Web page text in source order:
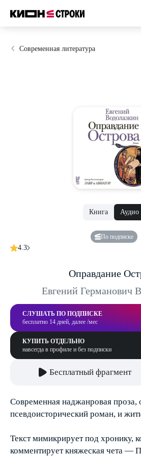
Современная литература
Книга Аудио
По подписке
4.3
Оправдание
Евгений Германович
СЛУШАТЬ ПО ПОДПИСКЕ
бесплатно 14 дней, далее /мес
КУПИТЬ ОТДЕЛЬНО
навсегда в профиле и без подписки
Бесплатный фрагмент
Современная наджанровая проза,
псевдоисторический роман, и
Текст мимикрирует под хронику,
комментирует княжеская чета —